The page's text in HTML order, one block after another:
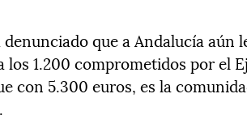
que a Andalucía
los 1.200 comprometidos por el
con 5.300 euros, es la